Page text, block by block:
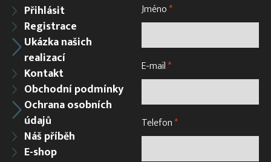
Přihlásit
Registrace
Ukázka našich
realizací
Kontakt
Obchodní podmínky
Ochrana osobních
údajů
Náš příběh
E-shop
Jméno*
E-mail*
Telefon*